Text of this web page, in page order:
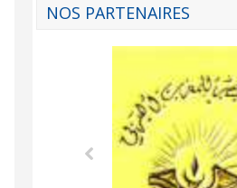
NOS PARTENAIRES